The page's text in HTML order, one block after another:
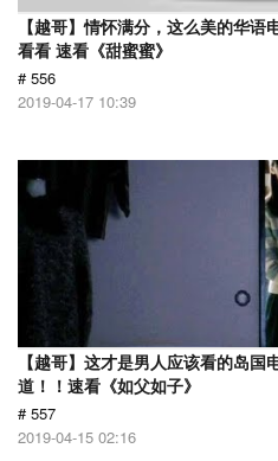
【越哥】情怀满分，这么美的华
看看 速看《甜蜜蜜》
# 556
2019-04-17 10:39
【越哥】这才是男人应该看的岛
道！！速看《如父如子》
# 557
2019-04-15 02:16